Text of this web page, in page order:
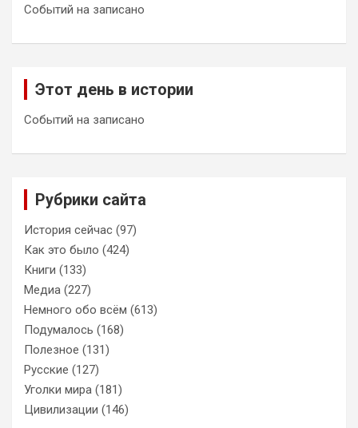
Событий на записано
Этот день в истории
Событий на записано
Рубрики сайта
История сейчас (97)
Как это было (424)
Книги (133)
Медиа (227)
Немного обо всём (613)
Подумалось (168)
Полезное (131)
Русские (127)
Уголки мира (181)
Цивилизации (146)